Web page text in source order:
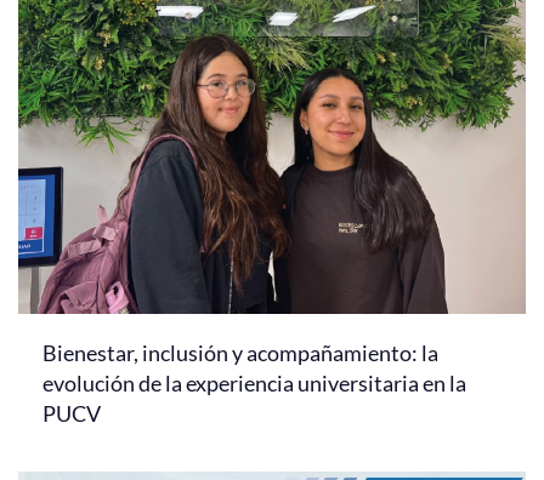
Bienestar, inclusión y acompañamiento: la
evolución de la experiencia universitaria en la
PUCV